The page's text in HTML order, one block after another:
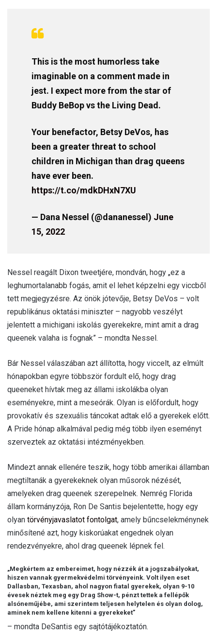
This is the most humorless take
imaginable on a comment made in
jest. I expect more from the star of
Buddy BeBop vs the Living Dead.
Your benefactor, Betsy DeVos, has
been a greater threat to school
children in Michigan than drag queens
have ever been.
https://t.co/mdkDHxN7XU
— Dana Nessel (@dananessel) June
15, 2022
Nessel reagált Dixon tweetjére, mondván, hogy „ez a
leghumortalanabb fogás, amit el lehet képzelni egy viccből
tett megjegyzésre. Az önök jótevője, Betsy DeVos – volt
republikánus oktatási miniszter – nagyobb veszélyt
jelentett a michigani iskolás gyerekekre, mint amit a drag
queenek valaha is fognak” – mondta Nessel.
Bár Nessel válaszában azt állította, hogy viccelt, az elmúlt
hónapokban egyre többször fordult elő, hogy drag
queeneket hívtak meg az állami iskolákba olyan
eseményekre, mint a meseórák. Olyan is előfordult, hogy
provokatív és szexuális táncokat adtak elő a gyerekek előtt.
A Pride hónap alkalmával pedig még több ilyen eseményt
szerveztek az oktatási intézményekben.
Mindezt annak ellenére teszik, hogy több amerikai államban
megtiltanák a gyerekeknek olyan műsorok nézését,
amelyeken drag queenek szerepelnek. Nemrég Florida
állam kormányzója, Ron De Santis bejelentette, hogy egy
olyan törvényjavaslatot fontolgat, amely bűncselekménynek
minősítené azt, hogy kiskorúakat engednek olyan
rendezvényekre, ahol drag queenek lépnek fel.
„Megkértem az embereimet, hogy nézzék át a jogszabályokat,
hiszen vannak gyermekvédelmi törvényeink. Volt ilyen eset
Dallasban, Texasban, ahol nagyon fiatal gyerekek, olyan 9-10
évesek néztek meg egy Drag Show-t, pénzt tettek a fellépők
alsóneműjébe, ami szerintem teljesen helytelen és olyan dolog,
aminek nem kellene kitenni a gyerekeket”
– mondta DeSantis egy sajtótájékoztatón.